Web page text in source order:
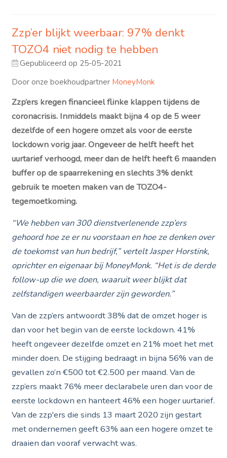
Zzp’er blijkt weerbaar: 97% denkt
TOZO4 niet nodig te hebben
Gepubliceerd op 25-05-2021
Door onze boekhoudpartner MoneyMonk
Zzp’ers kregen financieel flinke klappen tijdens de
coronacrisis. Inmiddels maakt bijna 4 op de 5 weer
dezelfde of een hogere omzet als voor de eerste
lockdown vorig jaar. Ongeveer de helft heeft het
uurtarief verhoogd, meer dan de helft heeft 6 maanden
buffer op de spaarrekening en slechts 3% denkt
gebruik te moeten maken van de TOZO4-
tegemoetkoming.
“We hebben van 300 dienstverlenende zzp’ers
gehoord hoe ze er nu voorstaan en hoe ze denken over
de toekomst van hun bedrijf,” vertelt Jasper Horstink,
oprichter en eigenaar bij MoneyMonk. “Het is de derde
follow-up die we doen, waaruit weer blijkt dat
zelfstandigen weerbaarder zijn geworden.”
Van de zzp’ers antwoordt 38% dat de omzet hoger is
dan voor het begin van de eerste lockdown. 41%
heeft ongeveer dezelfde omzet en 21% moet het met
minder doen. De stijging bedraagt in bijna 56% van de
gevallen zo’n €500 tot €2.500 per maand. Van de
zzp’ers maakt 76% meer declarabele uren dan voor de
eerste lockdown en hanteert 46% een hoger uurtarief.
Van de zzp'ers die sinds 13 maart 2020 zijn gestart
met ondernemen geeft 63% aan een hogere omzet te
draaien dan vooraf verwacht was.